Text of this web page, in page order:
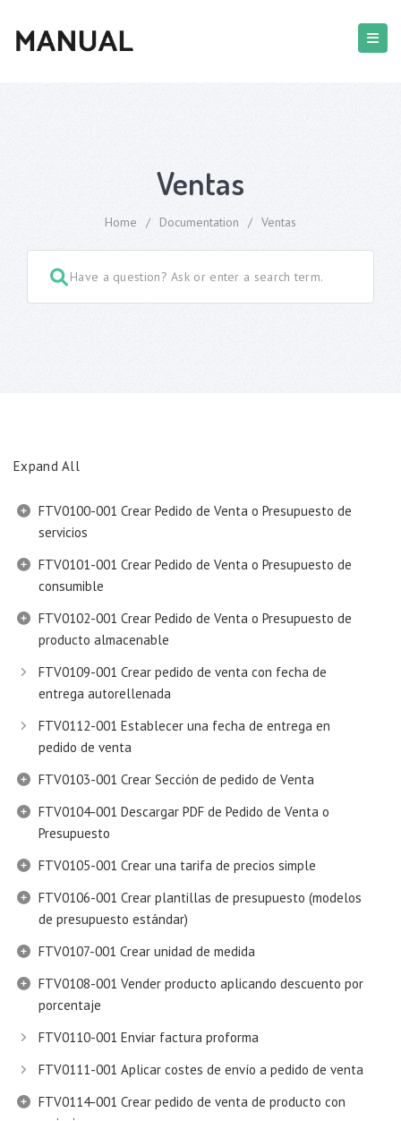
Ventas
Home / Documentation / Ventas
Expand All
FTV0100-001 Crear Pedido de Venta o Presupuesto de
servicios
FTV0101-001 Crear Pedido de Venta o Presupuesto de
consumible
FTV0102-001 Crear Pedido de Venta o Presupuesto de
producto almacenable
FTV0109-001 Crear pedido de venta con fecha de
entrega autorellenada
FTV0112-001 Establecer una fecha de entrega en
pedido de venta
FTV0103-001 Crear Sección de pedido de Venta
FTV0104-001 Descargar PDF de Pedido de Venta o
Presupuesto
FTV0105-001 Crear una tarifa de precios simple
FTV0106-001 Crear plantillas de presupuesto (modelos
de presupuesto estándar)
FTV0107-001 Crear unidad de medida
FTV0108-001 Vender producto aplicando descuento por
porcentaje
FTV0110-001 Enviar factura proforma
FTV0111-001 Aplicar costes de envío a pedido de venta
FTV0114-001 Crear pedido de venta de producto con